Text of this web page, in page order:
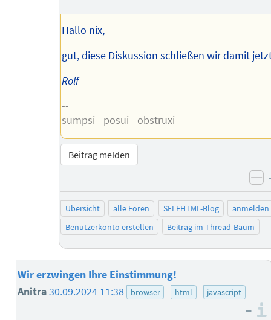
Hallo nix,
gut, diese Diskussion schließen wir damit
Rolf
--
sumpsi - posui - obstruxi
Beitrag melden
Übersicht alle Foren SELFHTML-Blog
anmelden
Benutzerkonto erstellen
Beitrag im Thread-Baum
Wir erzwingen Ihre Einstimmung!
Anitra30.09.2024 11:38 browser html javascript
–